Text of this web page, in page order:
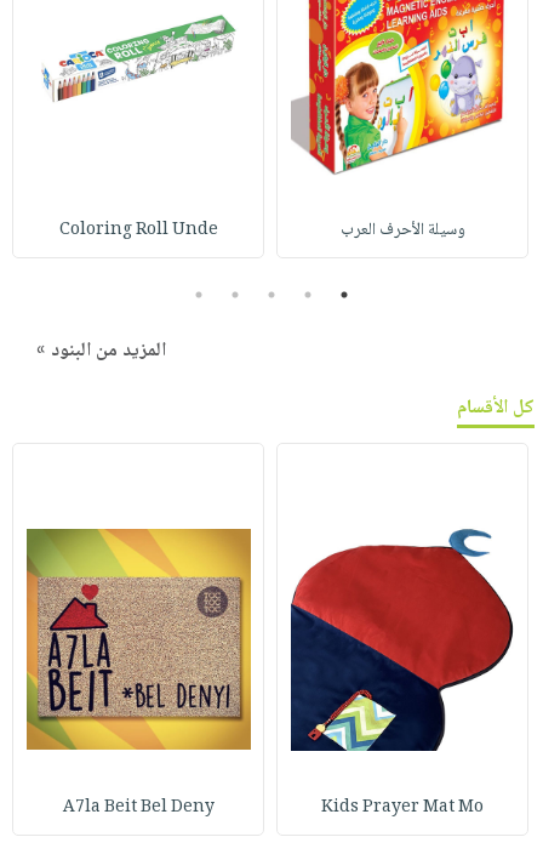
وسيلة الأحرف العرب Coloring Roll Unde
1
2
3
4
5
المزيد من البنود »
كل الأقسام
Kids Prayer Mat Mo
A7la Beit Bel Deny